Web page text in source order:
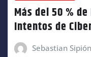
Más del 50 %
Intentos de
Sebastian Sipión